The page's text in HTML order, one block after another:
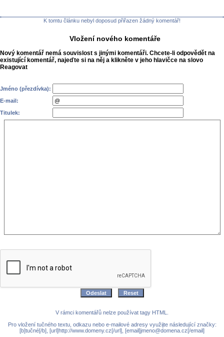
K tomtu článku nebyl doposud přiřazen žádný komentář!
Vložení nového komentáře
Nový komentář nemá souvislost s jinými komentáři. Chcete-li odpovědět na
existující komentář, najeďte si na něj a klikněte v jeho hlavičce na slovo
Reagovat
Jméno (přezdívka):
E-mail:
Titulek:
V rámci komentářů nelze používat tagy HTML.
Pro vložení tučného textu, odkazu nebo e-mailové adresy využijte následující značky:
[b]tučné[/b], [url]http://www.domeny.cz[/url], [email]jmeno@domena.cz[/email]